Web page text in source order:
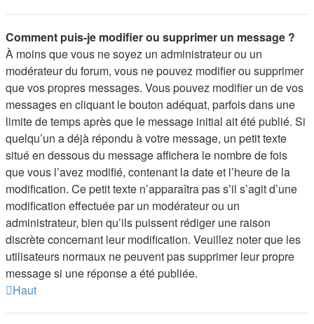
Comment puis-je modifier ou supprimer un message ?
À moins que vous ne soyez un administrateur ou un
modérateur du forum, vous ne pouvez modifier ou supprimer
que vos propres messages. Vous pouvez modifier un de vos
messages en cliquant le bouton adéquat, parfois dans une
limite de temps après que le message initial ait été publié. Si
quelqu’un a déjà répondu à votre message, un petit texte
situé en dessous du message affichera le nombre de fois
que vous l’avez modifié, contenant la date et l’heure de la
modification. Ce petit texte n’apparaîtra pas s’il s’agit d’une
modification effectuée par un modérateur ou un
administrateur, bien qu’ils puissent rédiger une raison
discrète concernant leur modification. Veuillez noter que les
utilisateurs normaux ne peuvent pas supprimer leur propre
message si une réponse a été publiée.
Haut